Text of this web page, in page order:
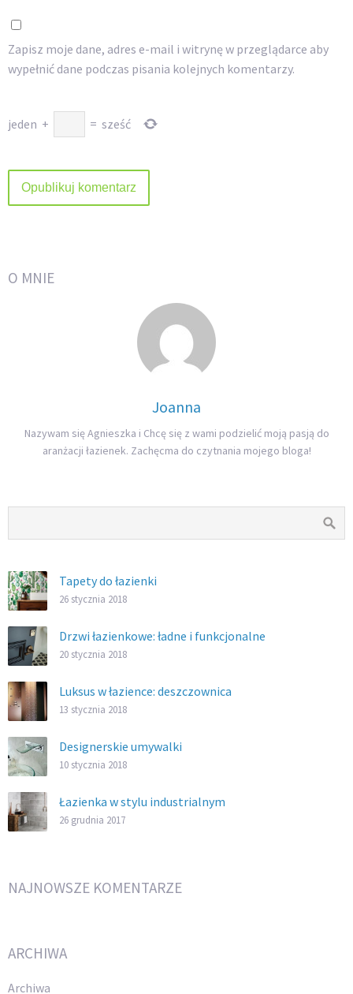
Zapisz moje dane, adres e-mail i witrynę w przeglądarce aby
wypełnić dane podczas pisania kolejnych komentarzy.
jeden + = sześć
O MNIE
Joanna
Nazywam się Agnieszka i Chcę się z wami podzielić moją pasją do
aranżacji łazienek. Zachęcma do czytnania mojego bloga!
Tapety do łazienki
26 stycznia 2018
Drzwi łazienkowe: ładne i funkcjonalne
20 stycznia 2018
Luksus w łazience: deszczownica
13 stycznia 2018
Designerskie umywalki
10 stycznia 2018
Łazienka w stylu industrialnym
26 grudnia 2017
NAJNOWSZE KOMENTARZE
ARCHIWA
Archiwa